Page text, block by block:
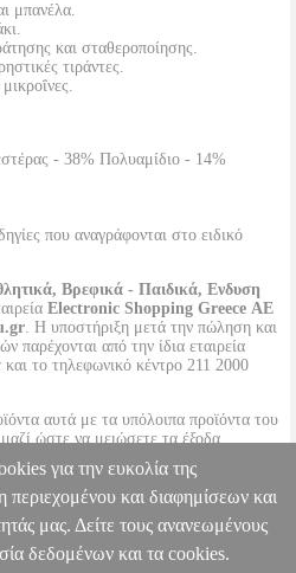
μπανέλα.
και σταθεροποίησης.
τιράντες.
- 38% Πολυαμίδιο - 14%
που αναγράφονται στο ειδικό
Βρεφικά - Παιδικά, Ενδυση
Electronic Shopping Greece ΑΕ
. Η υποστήριξη μετά την πώληση και
παρέχονται από την ίδια εταιρεία
το τηλεφωνικό κέντρο 211 2000
αυτά με τα υπόλοιπα προϊόντα του
ώστε να μειώσετε τα έξοδα
από οποιοδήποτε eshop
ανεξαρτήτως ύψους παραγγελίας!
MICRO WDP ΚΑΜΕΟ ΜΠΕΖ (90D)
TRIUMPH TRIUMPH ΓΥΝΑΙΚΑ-
για την ευκολία της
περιεχομένου και διαφημίσεων και
μας. Δείτε τους ανανεωμένους
δεδομένων και τα cookies.